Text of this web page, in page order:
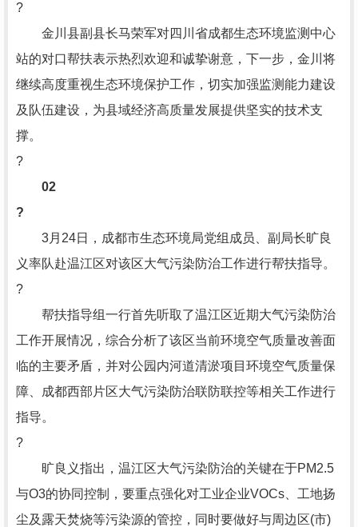
?
金川县副县长马荣军对四川省成都生态环境监测中心
站的对口帮扶表示热烈欢迎和诚挚谢意，下一步，金川将
继续高度重视生态环境保护工作，切实加强监测能力建设
及队伍建设，为县域经济高质量发展提供坚实的技术支
撑。
?
02
?
3月24日，成都市生态环境局党组成员、副局长旷良
义率队赴温江区对该区大气污染防治工作进行帮扶指导。
?
帮扶指导组一行首先听取了温江区近期大气污染防治
工作开展情况，综合分析了该区当前环境空气质量改善面
临的主要矛盾，并对公园内河道清淤项目环境空气质量保
障、成都西部片区大气污染防治联防联控等相关工作进行
指导。
?
旷良义指出，温江区大气污染防治的关键在于PM2.5
与O3的协同控制，要重点强化对工业企业VOCs、工地扬
尘及露天焚烧等污染源的管控，同时要做好与周边区(市)